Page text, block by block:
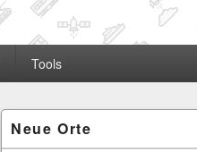
Tools
Primärer
Seitenleisten-
Widgetbereich
Neue Orte